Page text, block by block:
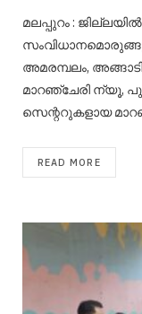
മലപ്പുറം :
അമരമ്പലം,
മാറഞ്ചേരി ന്യൂ,
സെന്ററുകളായ
READ MORE